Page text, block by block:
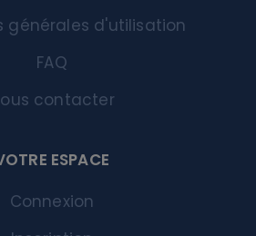
générales d'utilisation
FAQ
contacter
ESPACE
Connexion